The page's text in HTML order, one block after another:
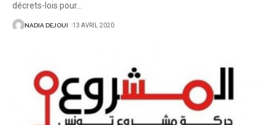
décrets-lois pour…
NADIA DEJOUI 13 AVRIL 2020